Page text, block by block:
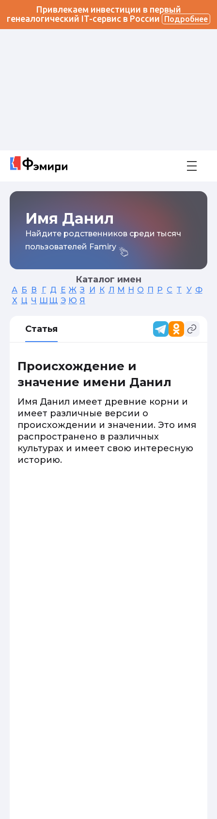
Привлекаем инвестиции в первый
генеалогический IT-сервис в России
Подробнее
Имя Данил
Найдите родственников среди тысяч
пользователей Famiry
Каталог имен
А Б В Г Д Е Ж З И К Л М Н О П Р С Т У Ф
Х Ц Ч Ш Щ Э Ю Я
Статья
Происхождение и
значение имени Данил
Имя Данил имеет древние корни и
имеет различные версии о
происхождении и значении. Это имя
распространено в различных
культурах и имеет свою интересную
историю.